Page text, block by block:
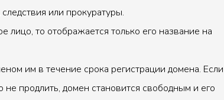
или прокуратуры.
лицо, то отображается только его название на
им в течение срока регистрации домена. Если
продлить, домен становится свободным и его